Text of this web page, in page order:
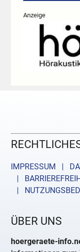
Anzeige
IMPRESSUM |
|
|
ÜBER UNS
hoergeraete-